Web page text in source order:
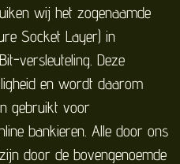
wij het zogenaamde
Socket Layer) in
versleuteling. Deze
en wordt daarom
gebruikt voor
bankieren. Alle door ons
door de bovengenoemde